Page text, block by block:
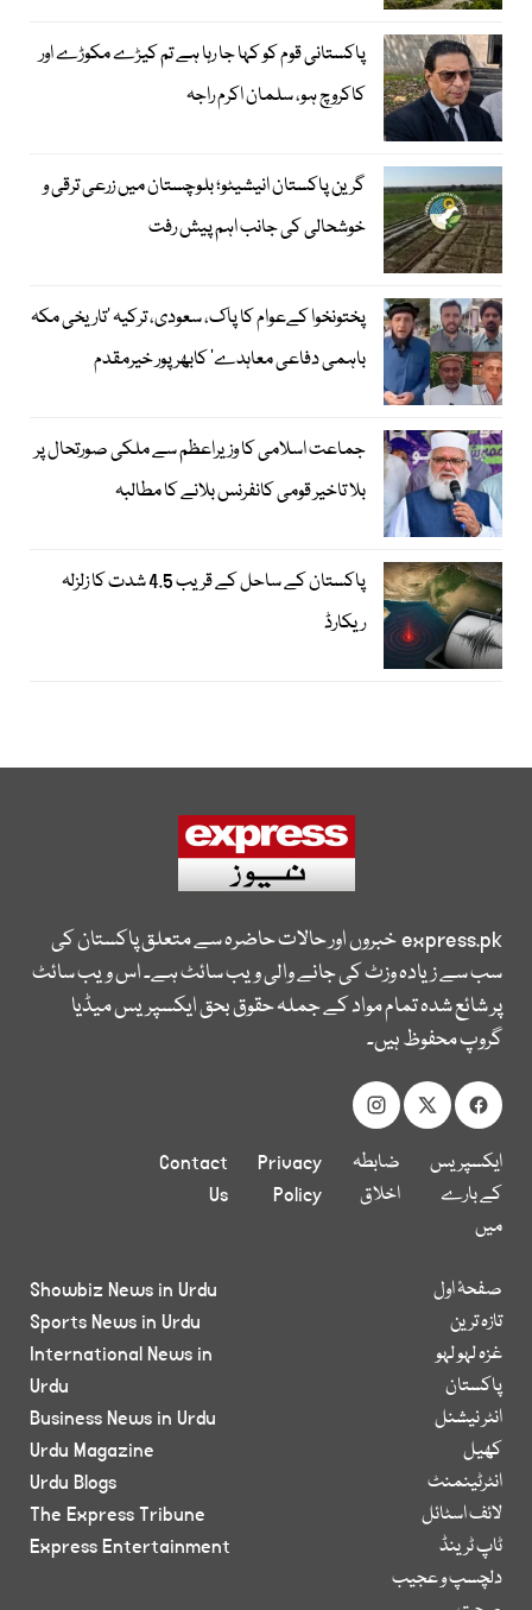
پاکستانی قوم کو کہا جا رہا ہے تم کیڑے مکوڑے اور
کاکروچ ہو، سلمان اکرم راجہ
گرین پاکستان انیشیٹو؛ بلوچستان میں زرعی ترقی و
خوشحالی کی جانب اہم پیش رفت
پختونخوا کےعوام کا پاک، سعودی، ترکیہ ’تاریخی مکہ
باہمی دفاعی معاہدے‘ کابھرپور خیرمقدم
جماعت اسلامی کا وزیراعظم سے ملکی صورتحال پر
بلا تاخیر قومی کانفرنس بلانے کا مطالبہ
پاکستان کے ساحل کے قریب 4.5 شدت کا زلزلہ
ریکارڈ
express.pkخبروں اور حالات حاضرہ سے متعلق پاکستان کی
سب سے زیادہ وزٹ کی جانے والی ویب سائٹ ہے۔ اس ویب سائٹ
پر شائع شدہ تمام مواد کے جملہ حقوق بحق ایکسپریس میڈیا
گروپ محفوظ ہیں۔
ایکسپریس
کے بارے
میں
ضابطہ
اخلاق
Privacy
Policy
Contact
Us
صفحۂ اول
تازہ ترین
غزہ لہو لہو
پاکستان
انٹر نیشنل
کھیل
انٹرٹینمنٹ
لائف اسٹائل
ٹاپ ٹرینڈ
دلچسپ و عجیب
Showbiz News in Urdu
Sports News in Urdu
International News in
Urdu
Business News in Urdu
Urdu Magazine
Urdu Blogs
The Express Tribune
Express Entertainment